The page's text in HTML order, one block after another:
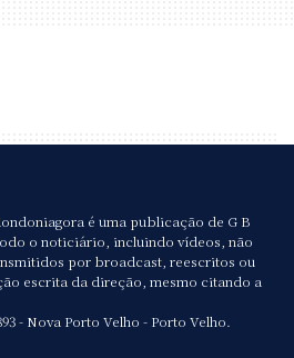
é uma publicação de G B
o noticiário, incluindo vídeos, não
por broadcast, reescritos ou
escrita da direção, mesmo citando a
- Nova Porto Velho - Porto Velho.